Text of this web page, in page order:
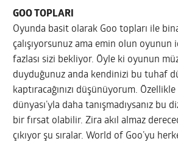
GOO TOPLARI
Oyunda basit olarak Goo topları ile
çalışıyorsunuz ama emin olun oyunun
fazlası sizi bekliyor. Öyle ki oyunun
duyduğunuz anda kendinizi bu tuhaf
kaptıracağınızı düşünüyorum. Özellikle
dünyası’yla daha tanışmadıysanız bu
bir fırsat olabilir. Zira akıl almaz
çıkıyor şu sıralar. World of Goo’yu